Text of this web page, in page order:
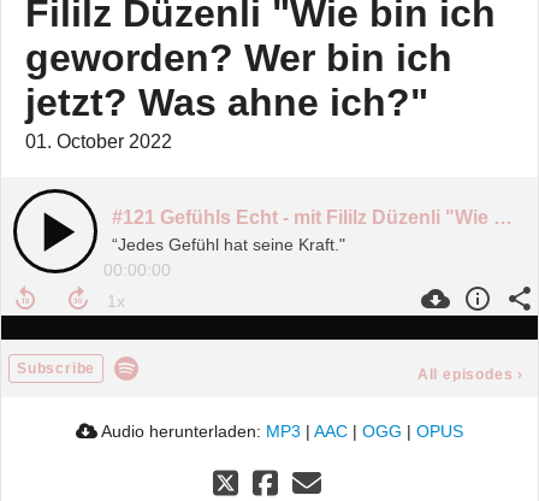
Fililz Düzenli "Wie bin ich
geworden? Wer bin ich
jetzt? Was ahne ich?"
01. October 2022
#121 Gefühls Echt - mit Fililz Düzenli "Wie bin ich geworden? Wer bin ich jetzt? Was ahne ich?"
“Jedes Gefühl hat seine Kraft."
00:00:00
Subscribe All episodes ›
Audio herunterladen: MP3 | AAC | OGG | OPUS